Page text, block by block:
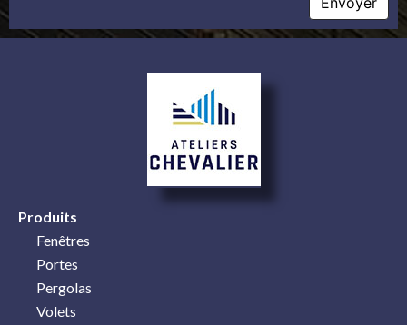
Produits
Fenêtres
Portes
Pergolas
Volets